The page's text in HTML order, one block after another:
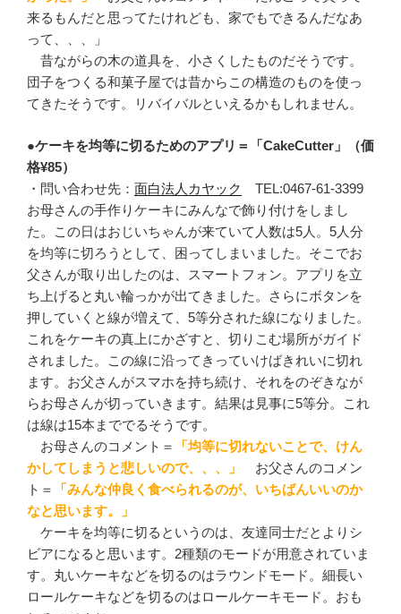
来るもんだと思ってたけれども、家でもできるんだなあ
って、、、」
昔ながらの木の道具を、小さくしたものだそうです。
団子をつくる和菓子屋では昔からこの構造のものを使っ
てきたそうです。リバイバルといえるかもしれません。
●ケーキを均等に切るためのアプリ＝「CakeCutter」（価
格¥85）
・問い合わせ先： 面白法人カヤック
TEL:0467-61-3399
お母さんの手作りケーキにみんなで飾り付けをしまし
た。この日はおじいちゃんが来ていて人数は5人。5人分
を均等に切ろうとして、困ってしまいました。そこでお
父さんが取り出したのは、スマートフォン。アプリを立
ち上げると丸い輪っかが出てきました。さらにボタンを
押していくと線が増えて、5等分された線になりました。
これをケーキの真上にかざすと、切りこむ場所がガイド
されました。この線に沿ってきっていけばきれいに切れ
ます。お父さんがスマホを持ち続け、それをのぞきなが
らお母さんが切っていきます。結果は見事に5等分。これ
は線は15本まででるそうです。
お母さんのコメント＝
「均等に切れないことで、けん
かしてしまうと悲しいので、、、」
お父さんのコメン
ト＝
「みんな仲良く食べられるのが、いちばんいいのか
なと思います。」
ケーキを均等に切るというのは、友達同士だとよりシ
ビアになると思います。2種類のモードが用意されていま
す。丸いケーキなどを切るのはラウンドモード。細長い
ロールケーキなどを切るのはロールケーキモード。おも